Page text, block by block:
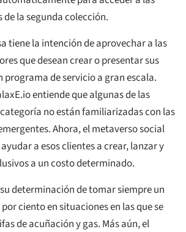
la segunda colección.
tiene la intención de aprovechar a las
que desean crear o presentar sus
programa de servicio a gran escala.
entiende que algunas de las
no están familiarizadas con las
Ahora, el metaverso social
a esos clientes a crear, lanzar y
a un costo determinado.
determinación de tomar siempre un
ciento en situaciones en las que se
de acuñación y gas. Más aún, el